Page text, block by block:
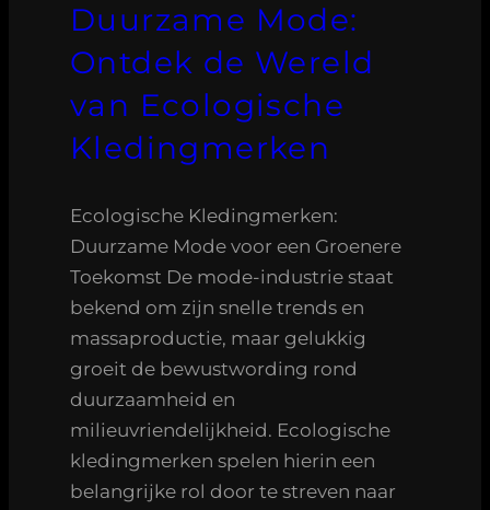
Duurzame Mode:
Ontdek de Wereld
van Ecologische
Kledingmerken
Ecologische Kledingmerken:
Duurzame Mode voor een Groenere
Toekomst De mode-industrie staat
bekend om zijn snelle trends en
massaproductie, maar gelukkig
groeit de bewustwording rond
duurzaamheid en
milieuvriendelijkheid. Ecologische
kledingmerken spelen hierin een
belangrijke rol door te streven naar